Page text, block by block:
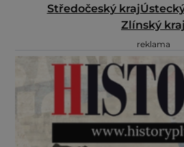
Středočeský kraj
Zlínský kraj
reklama